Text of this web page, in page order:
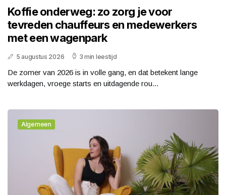
Koffie onderweg: zo zorg je voor
tevreden chauffeurs en medewerkers
met een wagenpark
5 augustus 2026 3 min leestijd
De zomer van 2026 is in volle gang, en dat betekent lange
werkdagen, vroege starts en uitdagende rou...
Algemeen